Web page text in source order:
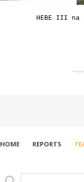
HEBE III na
HOME REPORTS